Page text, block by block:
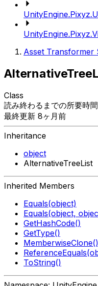
Asset Transformer
Class
読み終わるまでの所要時
最終更新 8ヶ月前
Inheritance
object
AlternativeTreeList
Inherited Members
Equals(object)
Equals(object,
GetHashCode()
GetType()
MemberwiseClone()
ToString()